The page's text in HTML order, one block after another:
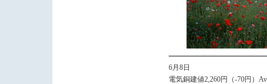
6月8日
電気銅建値2,260円（-70円）